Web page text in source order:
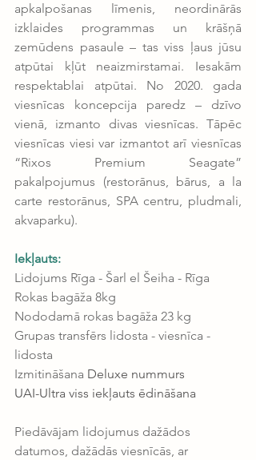
apkalpošanas līmenis, neordinārās
izklaides programmas un krāšņā
zemūdens pasaule – tas viss ļaus jūsu
atpūtai kļūt neaizmirstamai. Iesakām
respektablai atpūtai. No 2020. gada
viesnīcas koncepcija paredz – dzīvo
vienā, izmanto divas viesnīcas. Tāpēc
viesnīcas viesi var izmantot arī viesnīcas
“Rixos Premium Seagate”
pakalpojumus (restorānus, bārus, a la
carte restorānus, SPA centru, pludmali,
akvaparku).
Iekļauts:
Lidojums Rīga - Šarl el Šeiha - Rīga
Rokas bagāža 8kg
Nododamā rokas bagāža 23 kg
Grupas transfērs lidosta - viesnīca -
lidosta
Izmitināšana Deluxe nummurs
UAI-Ultra viss iekļauts ēdināšana
Piedāvājam lidojumus dažādos
datumos, dažādās viesnīcās, ar